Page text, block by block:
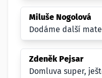
Miluše Nogolová
Dodáme další
Zdeněk Pejsar
Domluva super,